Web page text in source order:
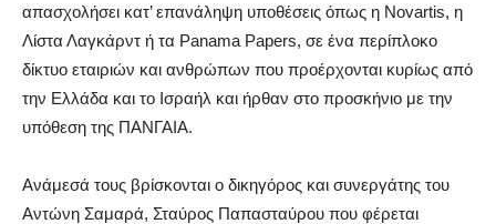
απασχολήσει κατ’ επανάληψη υποθέσεις όπως η Novartis, η
Λίστα Λαγκάρντ ή τα Panama Papers, σε ένα περίπλοκο
δίκτυο εταιριών και ανθρώπων που προέρχονται κυρίως από
την Ελλάδα και το Ισραήλ και ήρθαν στο προσκήνιο με την
υπόθεση της ΠΑΝΓΑΙΑ.
Ανάμεσά τους βρίσκονται ο δικηγόρος και συνεργάτης του
Αντώνη Σαμαρά, Σταύρος Παπασταύρου που φέρεται